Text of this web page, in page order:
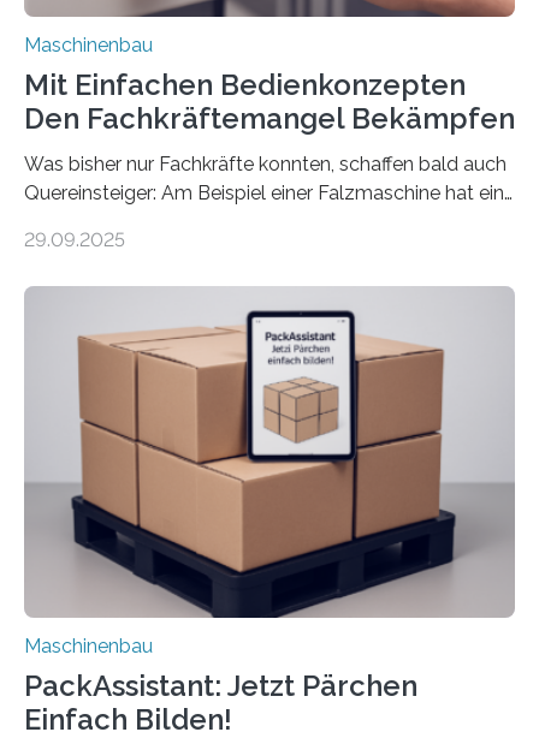
Maschinenbau
Mit Einfachen Bedienkonzepten
Den Fachkräftemangel Bekämpfen
Was bisher nur Fachkräfte konnten, schaffen bald auch
Quereinsteiger: Am Beispiel einer Falzmaschine hat ein
Mensch-Maschine-Schnittstelle so sehr vereinfacht,
Die zugrunde liegende Methodik lässt sich auf alle
anderen Maschinen übertragen. Eine Falzmaschine
umzurüsten ist ein Job für echte Profis. Eine solche
Maschine faltet in Druckereien Broschüren, Prospekte,
Landkarten und vieles mehr – mehrere Zehntausend
Exemplare pro Stunde. Je nach Maschinentyp und
Auftrag kann das Umrüsten…
29.09.2025
Maschinenbau
PackAssistant: Jetzt Pärchen
Einfach Bilden!